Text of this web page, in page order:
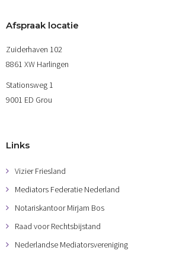
Afspraak locatie
Zuiderhaven 102
8861 XW Harlingen
Stationsweg 1
9001 ED Grou
Links
Vizier Friesland
Mediators Federatie Nederland
Notariskantoor Mirjam Bos
Raad voor Rechtsbijstand
Nederlandse Mediatorsvereniging